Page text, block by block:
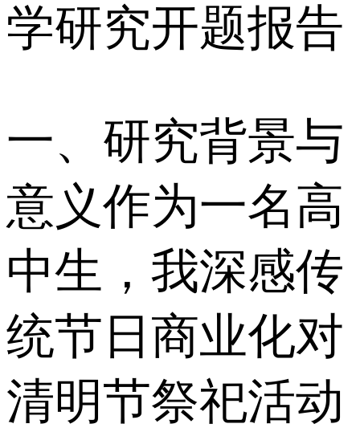
学研究开题报告
一、研究背景与
意义 作为一名高
中生，我深感传
统节日商业化对
清明节祭祀活动